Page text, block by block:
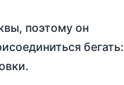
поэтому он
бегать: